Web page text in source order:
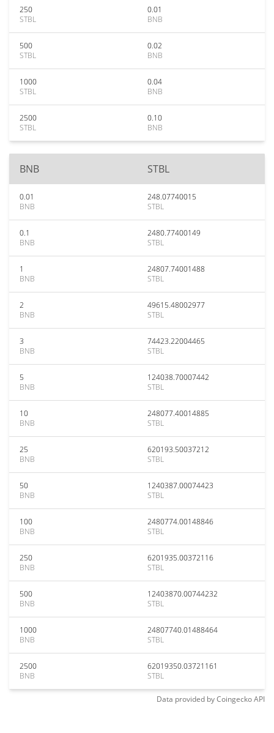
250
STBL
0.01
BNB
500
STBL
0.02
BNB
1000
STBL
0.04
BNB
2500
STBL
0.10
BNB
BNB STBL
0.01
BNB
248.07740015
STBL
0.1
BNB
2480.77400149
STBL
1
BNB
24807.74001488
STBL
2
BNB
49615.48002977
STBL
3
BNB
74423.22004465
STBL
5
BNB
124038.70007442
STBL
10
BNB
248077.40014885
STBL
25
BNB
620193.50037212
STBL
50
BNB
1240387.00074423
STBL
100
BNB
2480774.00148846
STBL
250
BNB
6201935.00372116
STBL
500
BNB
12403870.00744232
STBL
1000
BNB
24807740.01488464
STBL
2500
BNB
62019350.03721161
STBL
Data provided byCoingeckoAPI